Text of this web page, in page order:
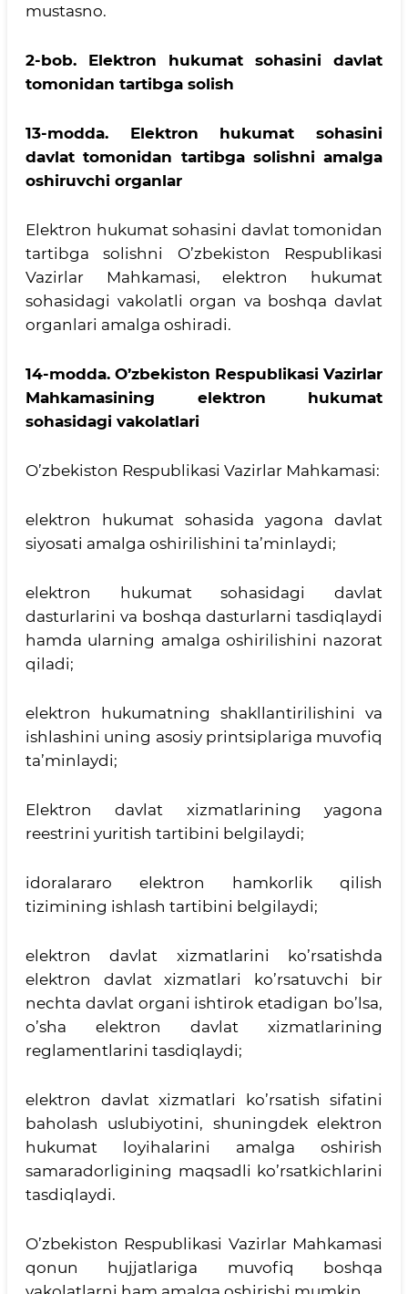
mustasno.
2-bob. Elektron hukumat sohasini davlat
tomonidan tartibga solish
13-modda. Elektron hukumat sohasini
davlat tomonidan tartibga solishni amalga
oshiruvchi organlar
Elektron hukumat sohasini davlat tomonidan
tartibga solishni O’zbekiston Respublikasi
Vazirlar Mahkamasi, elektron hukumat
sohasidagi vakolatli organ va boshqa davlat
organlari amalga oshiradi.
14-modda. O’zbekiston Respublikasi Vazirlar
Mahkamasining elektron hukumat
sohasidagi vakolatlari
O’zbekiston Respublikasi Vazirlar Mahkamasi:
elektron hukumat sohasida yagona davlat
siyosati amalga oshirilishini ta’minlaydi;
elektron hukumat sohasidagi davlat
dasturlarini va boshqa dasturlarni tasdiqlaydi
hamda ularning amalga oshirilishini nazorat
qiladi;
elektron hukumatning shakllantirilishini va
ishlashini uning asosiy printsiplariga muvofiq
ta’minlaydi;
Elektron davlat xizmatlarining yagona
reestrini yuritish tartibini belgilaydi;
idoralararo elektron hamkorlik qilish
tizimining ishlash tartibini belgilaydi;
elektron davlat xizmatlarini ko’rsatishda
elektron davlat xizmatlari ko’rsatuvchi bir
nechta davlat organi ishtirok etadigan bo’lsa,
o’sha elektron davlat xizmatlarining
reglamentlarini tasdiqlaydi;
elektron davlat xizmatlari ko’rsatish sifatini
baholash uslubiyotini, shuningdek elektron
hukumat loyihalarini amalga oshirish
samaradorligining maqsadli ko’rsatkichlarini
tasdiqlaydi.
O’zbekiston Respublikasi Vazirlar Mahkamasi
qonun hujjatlariga muvofiq boshqa